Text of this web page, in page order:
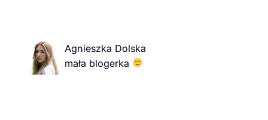
Agnieszka Dolska
mała blogerka